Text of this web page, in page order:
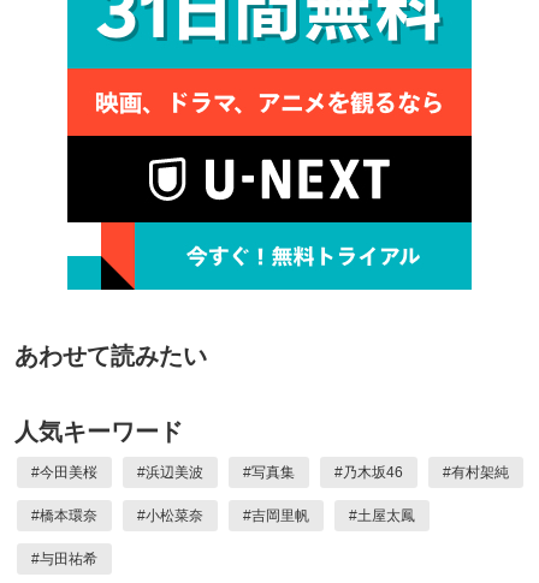
あわせて読みたい
人気キーワード
#今田美桜 #浜辺美波 #写真集 #乃木坂46 #有村架純
#橋本環奈 #小松菜奈 #吉岡里帆 #土屋太鳳
#与田祐希